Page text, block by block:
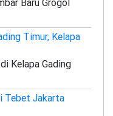
Timur, Kelapa
Kelapa Gading
Tebet Jakarta